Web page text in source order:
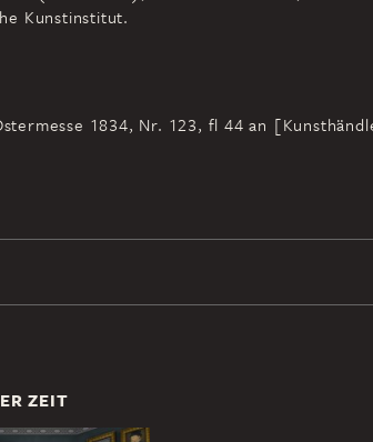
Kunstinstitut.
1834, Nr. 123, fl 44 an
ZEIT